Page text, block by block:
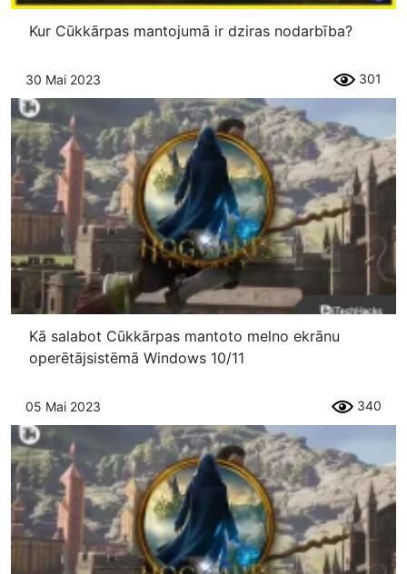
Kur Cūkkārpas mantojumā ir dziras nodarbība?
30 Mai 2023 301
Kā salabot Cūkkārpas mantoto melno ekrānu
operētājsistēmā Windows 10/11
05 Mai 2023 340